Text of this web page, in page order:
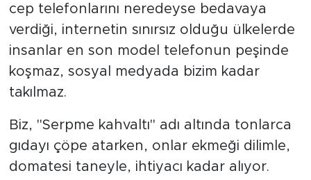
cep telefonlarını neredeyse bedavaya
verdiği, internetin sınırsız olduğu ülkelerde
insanlar en son model telefonun peşinde
koşmaz, sosyal medyada bizim kadar
takılmaz.
Biz, "Serpme kahvaltı" adı altında tonlarca
gıdayı çöpe atarken, onlar ekmeği dilimle,
domatesi taneyle, ihtiyacı kadar alıyor.